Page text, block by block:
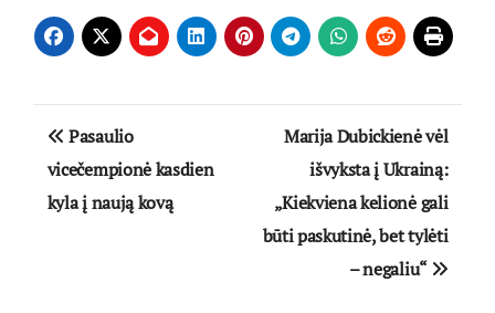
Navigacija
tarp
įrašų
Pasaulio
vicečempionė kasdien
kyla į naują kovą
Marija Dubickienė vėl
išvyksta į Ukrainą:
„Kiekviena kelionė gali
būti paskutinė, bet tylėti
– negaliu“